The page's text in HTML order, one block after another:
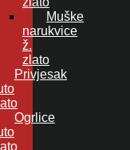
Muške
narukvice
ž.
zlato
Privjesak
Ogrlice